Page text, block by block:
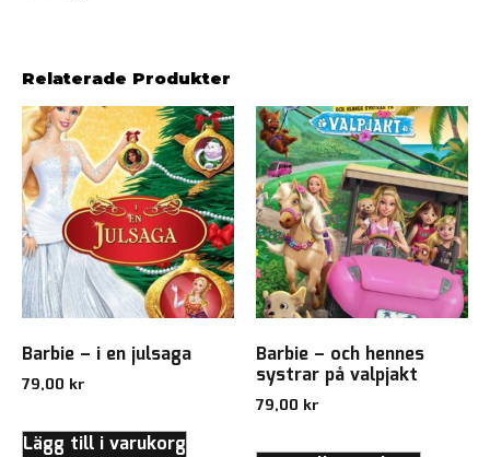
Relaterade Produkter
Barbie – i en julsaga
79,00 kr
Lägg till i varukorg
Barbie – och hennes
systrar på valpjakt
79,00 kr